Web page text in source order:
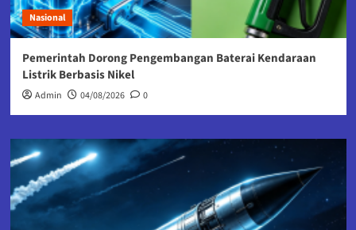
Nasional
Pemerintah Dorong Pengembangan Baterai Kendaraan
Listrik Berbasis Nikel
Admin 04/08/2026 0